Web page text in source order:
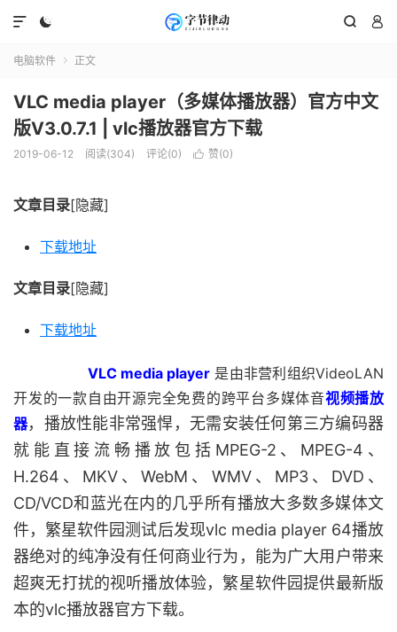
  

电脑软件  正文
VLC media player（多媒体播放器）官方中文
版V3.0.7.1 | vlc播放器官方下载
2019-06-12 阅读(304) 评论(0)  赞(0)
文章目录[隐藏]
下载地址
文章目录[隐藏]
下载地址
VLC media player 是由非营利组织VideoLAN
开发的一款自由开源完全免费的跨平台多媒体音视频播放
器，播放性能非常强悍，无需安装任何第三方编码器
就能直接流畅播放包括MPEG-2、MPEG-4、
H.264、MKV、WebM、WMV、MP3、DVD、
CD/VCD和蓝光在内的几乎所有播放大多数多媒体文
件，繁星软件园测试后发现vlc media player 64播放
器绝对的纯净没有任何商业行为，能为广大用户带来
超爽无打扰的视听播放体验，繁星软件园提供最新版
本的vlc播放器官方下载。